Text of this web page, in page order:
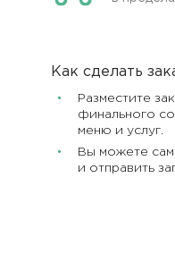
Как сделать
Разместите
финального
меню и услуг.
Вы можете
и отправить